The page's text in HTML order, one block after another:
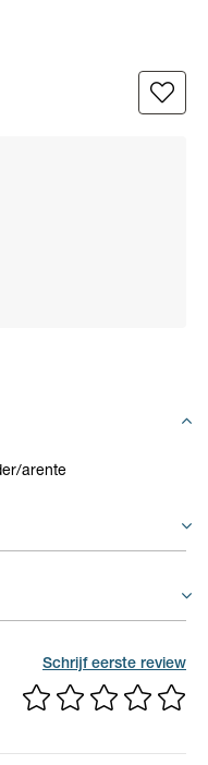
arente
binnenwerk.
Schrijf eerste review